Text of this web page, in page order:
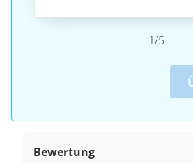
1/5
Bewertung